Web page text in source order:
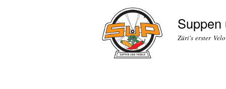
Suppen
Züri's erster